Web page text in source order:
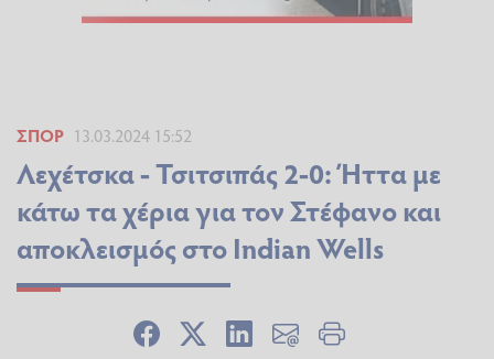
ΣΠΟΡ 13.03.2024 15:52
Λεχέτσκα - Τσιτσιπάς 2-0: Ήττα με
κάτω τα χέρια για τον Στέφανο και
αποκλεισμός στο Indian Wells